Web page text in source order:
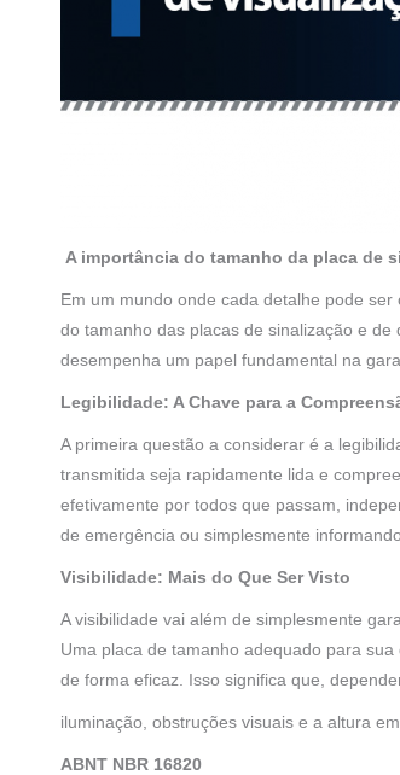
A importância do tamanho da placa de
Em um mundo onde cada detalhe pode
do tamanho das placas de sinalização e
desempenha um papel fundamental na
Legibilidade: A Chave para a
A primeira questão a considerar é a
transmitida seja rapidamente lida e
efetivamente por todos que passam,
de emergência ou simplesmente
Visibilidade: Mais do Que Ser Visto
A visibilidade vai além de simplesmente
Uma placa de tamanho adequado para
de forma eficaz. Isso significa que,
iluminação, obstruções visuais e a altura
ABNT NBR 16820